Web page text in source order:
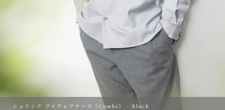
シュリンク アイウェアケース《Combi》 - Black -